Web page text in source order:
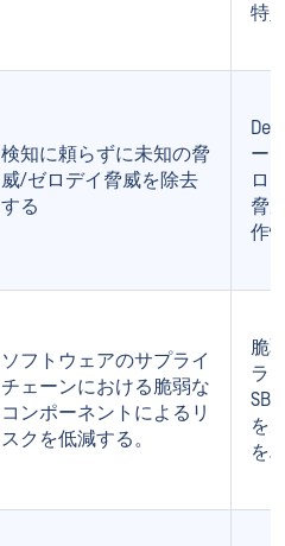
特
検知に頼らずに未知の脅
威/ゼロデイ脅威を除去
する
ー
ロ
脅
作
ソフトウェアのサプライ
チェーンにおける脆弱な
コンポーネントによるリ
スクを低減する。
脆
ラ
を
を